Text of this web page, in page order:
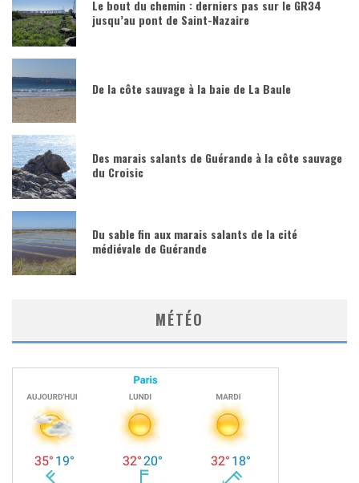
Le bout du chemin : derniers pas sur le GR34
jusqu’au pont de Saint-Nazaire
De la côte sauvage à la baie de La Baule
Des marais salants de Guérande à la côte sauvage
du Croisic
Du sable fin aux marais salants de la cité
médiévale de Guérande
MÉTÉO